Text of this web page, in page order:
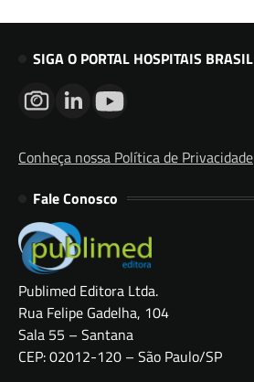
SIGA O PORTAL HOSPITAIS BRASIL
Conheça nossa Política de Privacidade
Fale Conosco
Publimed Editora Ltda.
Rua Felipe Gadelha, 104
Sala 55 – Santana
CEP: 02012-120 – São Paulo/SP